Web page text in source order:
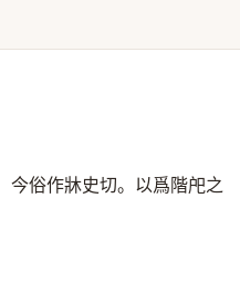
今俗作牀史切。以爲階戺之